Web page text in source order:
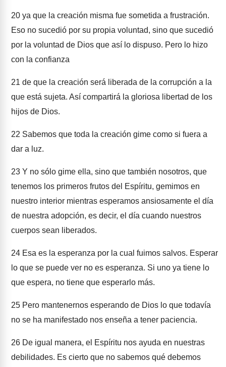
20 ya que la creación misma fue sometida a frustración.
Eso no sucedió por su propia voluntad, sino que sucedió
por la voluntad de Dios que así lo dispuso. Pero lo hizo
con la confianza
21 de que la creación será liberada de la corrupción a la
que está sujeta. Así compartirá la gloriosa libertad de los
hijos de Dios.
22 Sabemos que toda la creación gime como si fuera a
dar a luz.
23 Y no sólo gime ella, sino que también nosotros, que
tenemos los primeros frutos del Espíritu, gemimos en
nuestro interior mientras esperamos ansiosamente el día
de nuestra adopción, es decir, el día cuando nuestros
cuerpos sean liberados.
24 Esa es la esperanza por la cual fuimos salvos. Esperar
lo que se puede ver no es esperanza. Si uno ya tiene lo
que espera, no tiene que esperarlo más.
25 Pero mantenernos esperando de Dios lo que todavía
no se ha manifestado nos enseña a tener paciencia.
26 De igual manera, el Espíritu nos ayuda en nuestras
debilidades. Es cierto que no sabemos qué debemos